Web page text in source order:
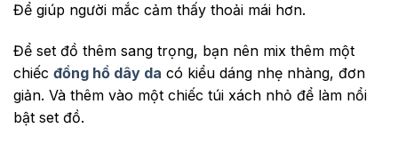
Để giúp người mắc cảm thấy thoải mái hơn.
Để set đồ thêm sang trọng, bạn nên mix thêm một
chiếc đồng hồ dây da có kiểu dáng nhẹ nhàng, đơn
giản. Và thêm vào một chiếc túi xách nhỏ để làm nổi
bật set đồ.